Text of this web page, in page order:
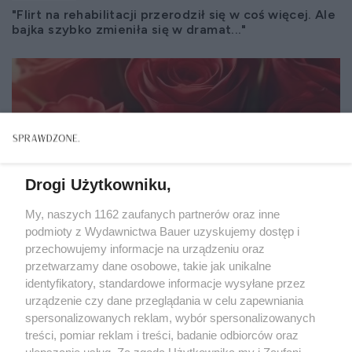
"Flirt na rehabilitacji przerodził się w coś więcej. Ale
bajka szybko zmieniła się w dramat..."
ZWIERZENIA
Drogi Użytkowniku,
My, naszych 1162 zaufanych partnerów oraz inne
podmioty z Wydawnictwa Bauer uzyskujemy dostęp i
przechowujemy informacje na urządzeniu oraz
przetwarzamy dane osobowe, takie jak unikalne
identyfikatory, standardowe informacje wysyłane przez
urządzenie czy dane przeglądania w celu zapewniania
spersonalizowanych reklam, wybór spersonalizowanych
treści, pomiar reklam i treści, badanie odbiorców oraz